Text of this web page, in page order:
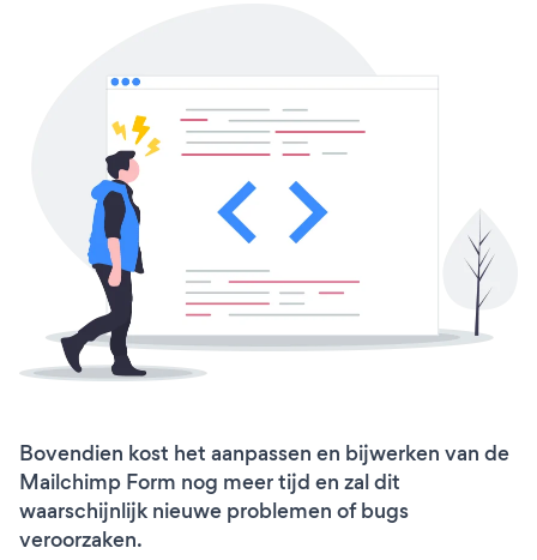
Bovendien kost het aanpassen en bijwerken van de
Mailchimp Form nog meer tijd en zal dit
waarschijnlijk nieuwe problemen of bugs
veroorzaken.